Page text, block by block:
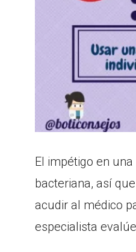
El impétigo en
bacteriana, así
acudir al médico
especialista